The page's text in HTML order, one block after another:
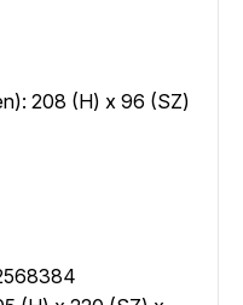
208 (H) x 96 (SZ)